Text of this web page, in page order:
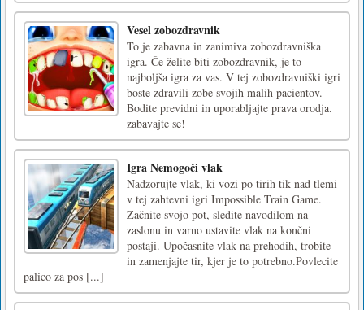
Vesel zobozdravnik
To je zabavna in zanimiva zobozdravniška
igra. Če želite biti zobozdravnik, je to
najboljša igra za vas. V tej zobozdravniški igri
boste zdravili zobe svojih malih pacientov.
Bodite previdni in uporabljajte prava orodja.
zabavajte se!
Igra Nemogoči vlak
Nadzorujte vlak, ki vozi po tirih tik nad tlemi
v tej zahtevni igri Impossible Train Game.
Začnite svojo pot, sledite navodilom na
zaslonu in varno ustavite vlak na končni
postaji. Upočasnite vlak na prehodih, trobite
in zamenjajte tir, kjer je to potrebno.Povlecite
palico za pos [...]